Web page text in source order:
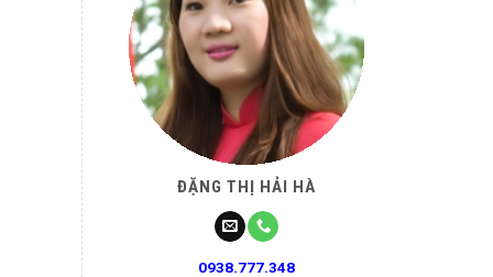
ĐẶNG THỊ HẢI HÀ
0938.777.348